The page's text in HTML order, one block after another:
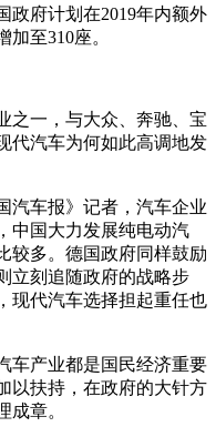
政府计划在2019年内额外
至310座。
之一，与大众、奔驰、宝
代汽车为何如此高调地发
汽车报》记者，汽车企业
中国大力发展纯电动汽
较多。德国政府同样鼓励
立刻追随政府的战略步
现代汽车选择担起重任也
车产业都是国民经济重要
以扶持，在政府的大针方
成章。